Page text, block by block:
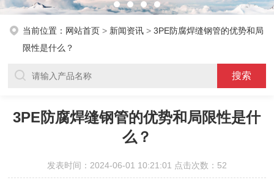
当前位置： 网站首页 > 新闻资讯 > 3PE防腐焊缝钢管的优势和局
限性是什么？
3PE防腐焊缝钢管的优势和局限性是什
么？
发表时间：2024-06-01 10:21:01 点击次数：52